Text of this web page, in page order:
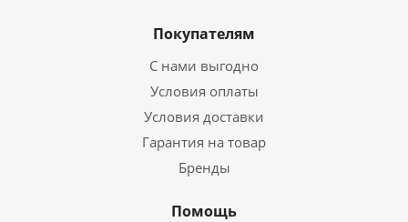
Покупателям
С нами выгодно
Условия оплаты
Условия доставки
Гарантия на товар
Бренды
Помощь